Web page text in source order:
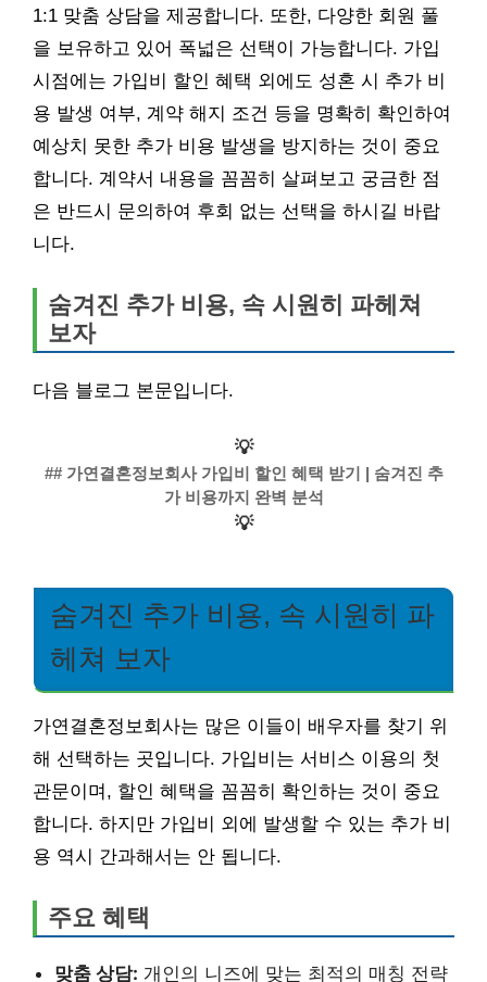
1:1 맞춤 상담을 제공합니다. 또한, 다양한 회원 풀
을 보유하고 있어 폭넓은 선택이 가능합니다. 가입
시점에는 가입비 할인 혜택 외에도 성혼 시 추가 비
용 발생 여부, 계약 해지 조건 등을 명확히 확인하여
예상치 못한 추가 비용 발생을 방지하는 것이 중요
합니다. 계약서 내용을 꼼꼼히 살펴보고 궁금한 점
은 반드시 문의하여 후회 없는 선택을 하시길 바랍
니다.
숨겨진 추가 비용, 속 시원히 파헤쳐
보자
다음 블로그 본문입니다.
💡
## 가연결혼정보회사 가입비 할인 혜택 받기 | 숨겨진 추
가 비용까지 완벽 분석
💡
숨겨진 추가 비용, 속 시원히 파
헤쳐 보자
가연결혼정보회사는 많은 이들이 배우자를 찾기 위
해 선택하는 곳입니다. 가입비는 서비스 이용의 첫
관문이며, 할인 혜택을 꼼꼼히 확인하는 것이 중요
합니다. 하지만 가입비 외에 발생할 수 있는 추가 비
용 역시 간과해서는 안 됩니다.
주요 혜택
맞춤 상담: 개인의 니즈에 맞는 최적의 매칭 전략